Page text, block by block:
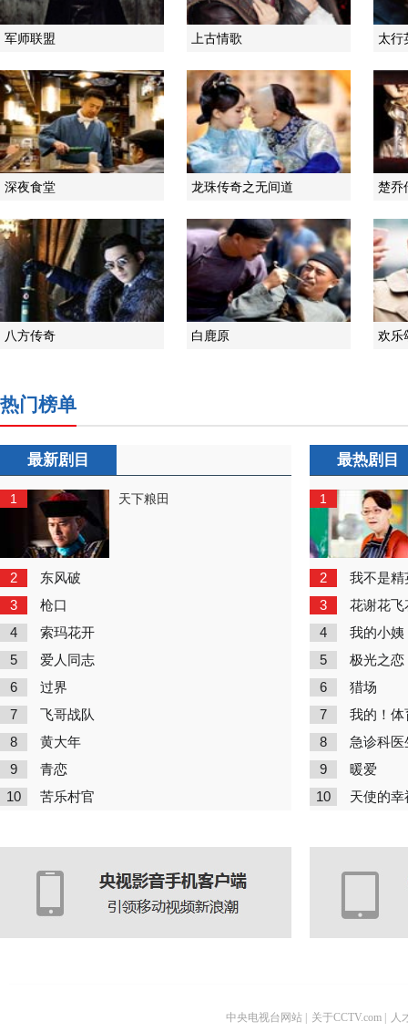
军师联盟 上古情歌 太行
深夜食堂 龙珠传奇之无间道 楚乔
八方传奇 白鹿原 欢乐
热门榜单
最新剧目
1 天下粮田
2 东风破
3 枪口
4 索玛花开
5 爱人同志
6 过界
7 飞哥战队
8 黄大年
9 青恋
10 苦乐村官
最热剧目
1
2 我不是精
3 花谢花飞
4 我的小姨
5 极光之恋
6 猎场
7 我的！体
8 急诊科医
9 暖爱
10 天使的幸
中央电视台网站 关于CCTV.com 人